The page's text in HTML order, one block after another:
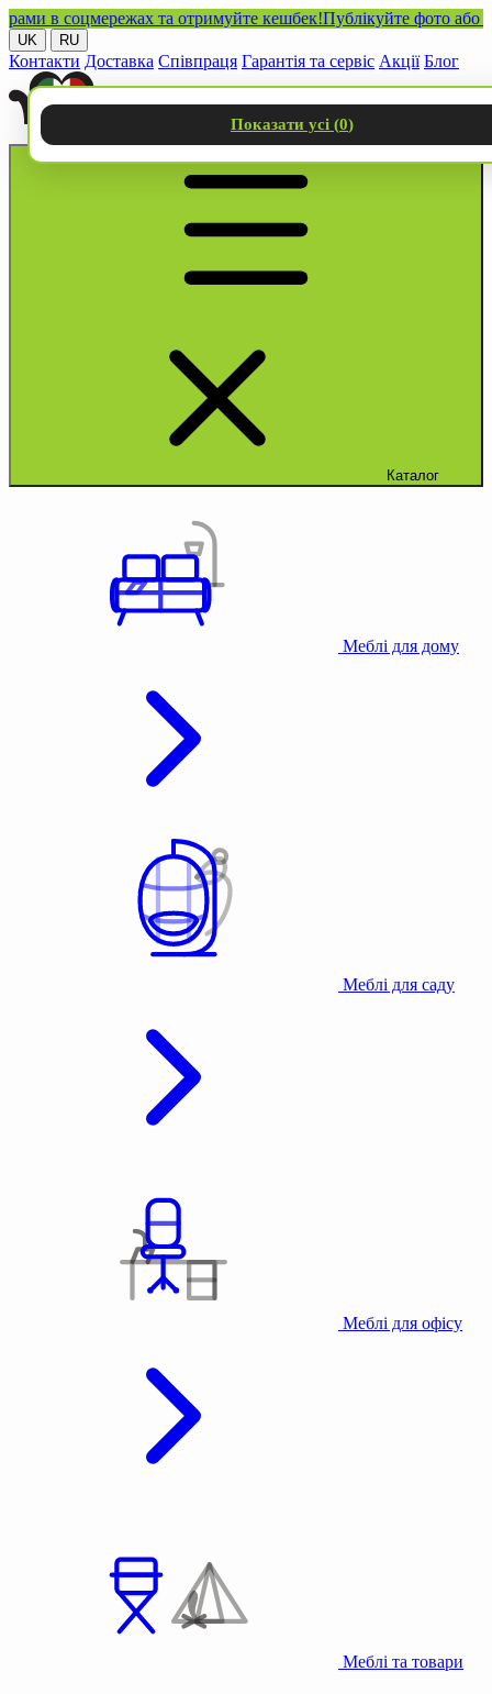
в соцмережах та отримуйте кешбек!Публікуйте фото або
UK RU
Контакти Доставка Співпраця Гарантія та сервіс Акції Блог
Каталог
Меблі для дому
Меблі для саду
Меблі для офісу
Меблі та товари
Показати усі (0)